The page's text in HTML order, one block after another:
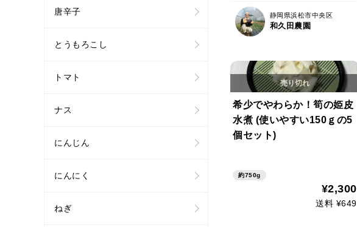
静岡県浜松市中央区
和久田農園
希少でやわらか！筍の姫皮
水煮 (使いやすい150ｇの5
個セット)
約750g
¥2,300
送料 ¥649
唐辛子
とうもろこし
トマト
ナス
にんじん
にんにく
ねぎ